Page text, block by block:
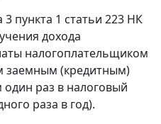
3 пункта 1 статьи 223 НК
дохода
налогоплательщиком
заемным (кредитным)
раз в налоговый
раза в год).